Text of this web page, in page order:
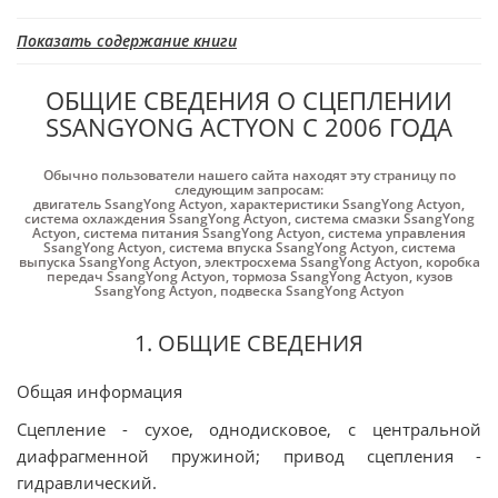
Показать содержание книги
ОБЩИЕ СВЕДЕНИЯ О СЦЕПЛЕНИИ
SSANGYONG ACTYON С 2006 ГОДА
Обычно пользователи нашего сайта находят эту страницу по
следующим запросам:
двигатель SsangYong Actyon,характеристики SsangYong Actyon,
система охлаждения SsangYong Actyon,система смазки SsangYong
Actyon,система питания SsangYong Actyon,система управления
SsangYong Actyon,система впуска SsangYong Actyon,система
выпуска SsangYong Actyon,электросхема SsangYong Actyon, коробка
передач SsangYong Actyon,тормоза SsangYong Actyon, кузов
SsangYong Actyon, подвеска SsangYong Actyon
1. ОБЩИЕ СВЕДЕНИЯ
Общая информация
Сцепление - сухое, однодисковое, с центральной
диафрагменной пружиной; привод сцепления -
гидравлический.